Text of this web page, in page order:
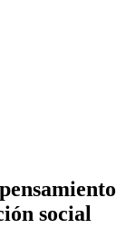
social